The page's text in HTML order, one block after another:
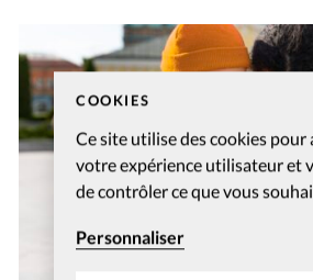
COOKIES
Ce site utilise des cookies pour
votre expérience utilisateur et
de contrôler ce que vous
Personnaliser